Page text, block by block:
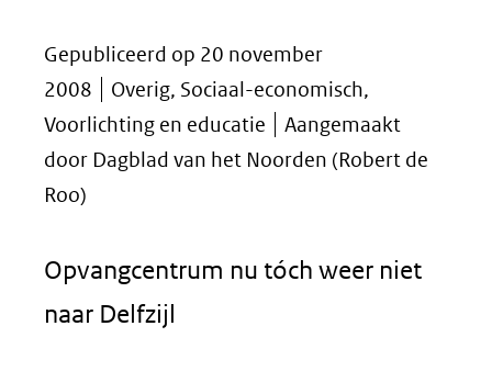
Gepubliceerd op 20 november
2008
Overig, Sociaal-economisch,
Voorlichting en educatie
Aangemaakt
door Dagblad van het Noorden (Robert de
Roo)
Opvangcentrum nu tóch weer niet
naar Delfzijl